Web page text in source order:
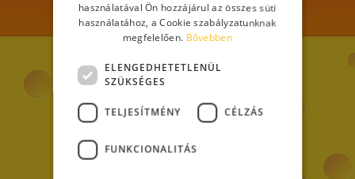
From an idea of Elisabetta Dami
FRENCH
GERMAN
HUNGARIAN
használatával Ön hozzájárul az összes süti
használatához, a Cookie szabályzatunknak
megfelelően. Bővebben
ELENGEDHETETLENÜL
SZÜKSÉGES
TELJESÍTMÉNY CÉLZÁS
FUNKCIONALITÁS